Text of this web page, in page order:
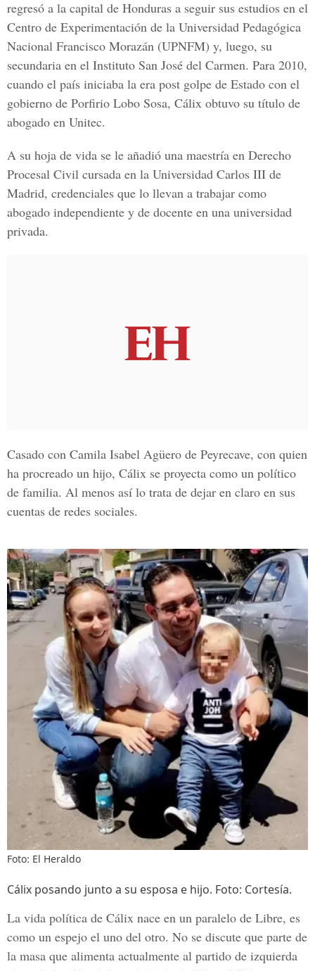
regresó a la capital de Honduras a seguir sus estudios en el
Centro de Experimentación de la Universidad Pedagógica
Nacional Francisco Morazán (UPNFM) y, luego, su
secundaria en el Instituto San José del Carmen. Para 2010,
cuando el país iniciaba la era post golpe de Estado con el
gobierno de Porfirio Lobo Sosa, Cálix obtuvo su título de
abogado en Unitec.
A su hoja de vida se le añadió una maestría en Derecho
Procesal Civil cursada en la Universidad Carlos III de
Madrid, credenciales que lo llevan a trabajar como
abogado independiente y de docente en una universidad
privada.
Casado con Camila Isabel Agüero de Peyrecave, con quien
ha procreado un hijo, Cálix se proyecta como un político
de familia. Al menos así lo trata de dejar en claro en sus
cuentas de redes sociales.
Foto: El Heraldo
Cálix posando junto a su esposa e hijo. Foto: Cortesía.
La vida política de Cálix nace en un paralelo de Libre, es
como un espejo el uno del otro. No se discute que parte de
la masa que alimenta actualmente al partido de izquierda